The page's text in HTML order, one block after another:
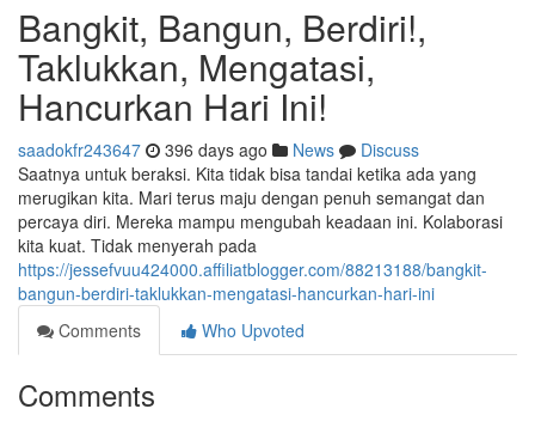
Bangkit, Bangun, Berdiri!,
Taklukkan, Mengatasi,
Hancurkan Hari Ini!
saadokfr243647 396 days ago News
Discuss
Saatnya untuk beraksi. Kita tidak bisa tandai ketika ada yang
merugikan kita. Mari terus maju dengan penuh semangat dan
percaya diri. Mereka mampu mengubah keadaan ini. Kolaborasi
kita kuat. Tidak menyerah pada
https://jessefvuu424000.affiliatblogger.com/88213188/bangkit-
bangun-berdiri-taklukkan-mengatasi-hancurkan-hari-ini
Comments
Who Upvoted
Comments